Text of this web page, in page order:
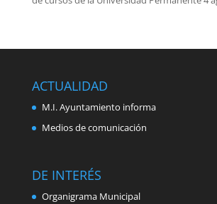
ACTUALIDAD
M.I. Ayuntamiento informa
Medios de comunicación
DE INTERÉS
Organigrama Municipal